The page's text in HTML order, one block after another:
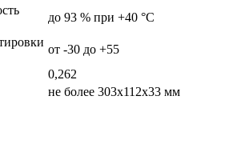
до 93 % при +40 °С
от -30 до +55
0,262
не более 303х112х33 мм